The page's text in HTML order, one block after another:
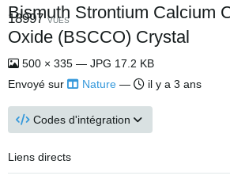
Bismuth Strontium Calcium
Oxide (BSCCO) Crystal
18997VUES
500 × 335 — JPG 17.2 KB
Envoyé sur
Nature — il y a 3 ans
Codes d'intégration
Liens directs